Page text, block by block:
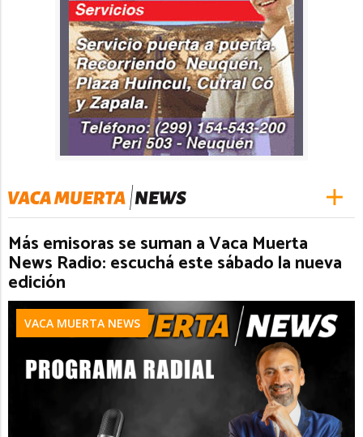
Más emisoras se suman a Vaca Muerta
News Radio: escuchá este sábado la nueva
edición
VACA MUERTA NEWS